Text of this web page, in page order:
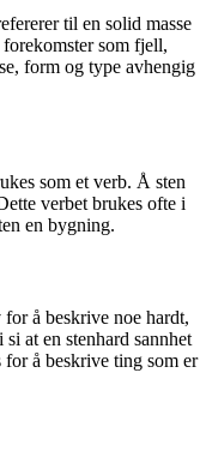
til en solid masse
som fjell,
form og type avhengig
som et verb. Å sten
verbet brukes ofte i
en bygning.
å beskrive noe hardt,
at en stenhard sannhet
å beskrive ting som er